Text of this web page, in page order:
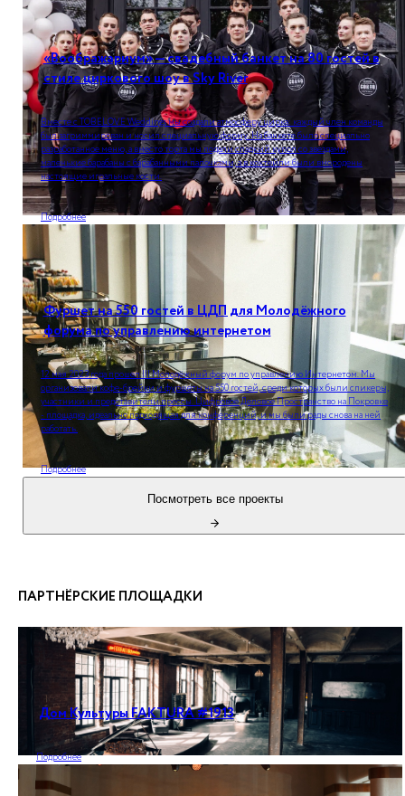
«Воображариум» — свадебный банкет на 80 гостей в
стиле циркового шоу в Sky River
Вместе с TOBELOVE Weddings мы создали атмосферу цирка: каждый член команды
был загриммирован и носил специальную форму. На банкете было специально
разработанное меню, а вместо торта мы подали сладкий купол со звездами,
маленькие барабаны с барабанными палочками, а в коктейли были вмородены
настоящие игральные кости.
Подробнее
Фуршет на 550 гостей в ЦДП для Молодёжного
форума по управлению интернетом
12 мая 2023 года прошел III Молодёжный форум по управлению Интернетом. Мы
организовали кофе-брейки и фуршеты на 550 гостей, среди которых были спикеры,
участники и представители прессы. Цифровое Деловое Пространство на Покровке
- площадка, идеально подходящая для конференций, и мы были рады снова на ней
работать.
Подробнее
Посмотреть все проекты
ПАРТНЁРСКИЕ ПЛОЩАДКИ
Дом Культуры FAKTURA #1913
Подробнее